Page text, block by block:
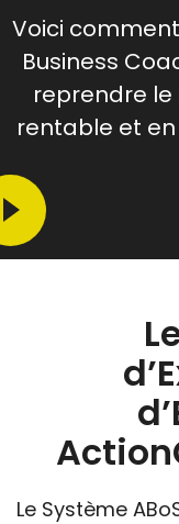
Voici
Business
reprendre le
rentable et
Le Système